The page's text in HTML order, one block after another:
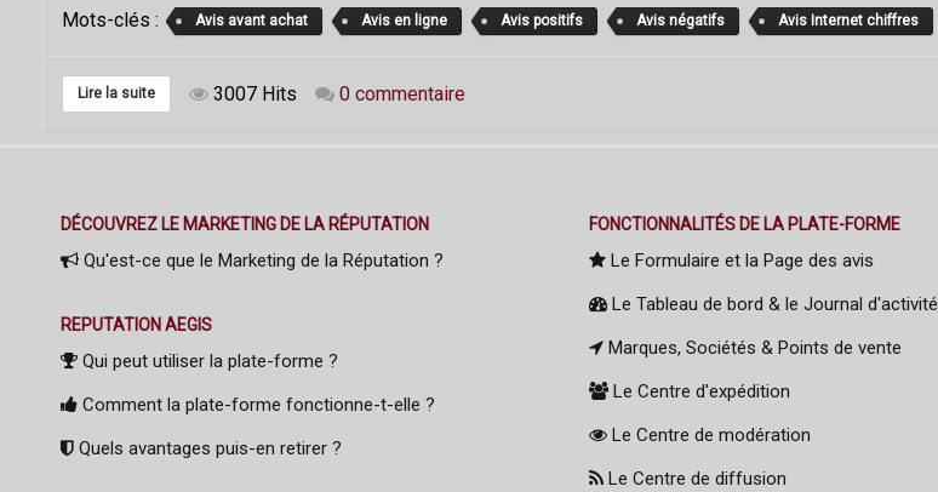
Mots-clés :
Avis avant achat Avis en ligne Avis positifs Avis négatifs Avis Internet chiffres
Lire la suite 3007 Hits 0 commentaire
DÉCOUVREZ LE MARKETING DE LA RÉPUTATION
Qu'est-ce que le Marketing de la Réputation ?
REPUTATION AEGIS
Qui peut utiliser la plate-forme ?
Comment la plate-forme fonctionne-t-elle ?
Quels avantages puis-en retirer ?
FONCTIONNALITÉS DE LA PLATE-FORME
Le Formulaire et la Page des avis
Le Tableau de bord & le Journal d'activité
Marques, Sociétés & Points de vente
Le Centre d'expédition
Le Centre de modération
Le Centre de diffusion